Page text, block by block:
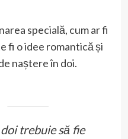
specială, cum ar fi
fi o idee romantică și
naștere în doi.
trebuie să fie